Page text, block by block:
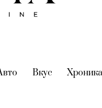
(current)
Вкус (current)
Хроника